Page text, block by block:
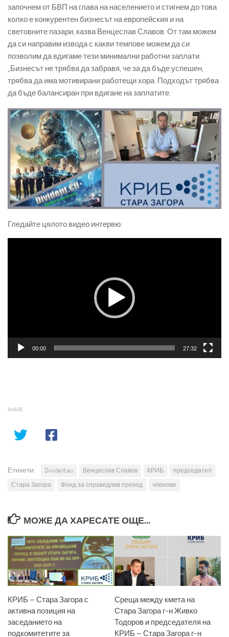
започнем от БВП на глава на населението и стигнем до това
колко е конкурентен бизнесът на европейския и на
световните пазари, казва Венцеслав Славов. От там можем
да си направим извода с какви темпове можем да си
позволим да вдигаме тези минимални работни заплати.
„Бизнесът не трябва да забравя, че за да бъде успешен,
трябва да има мотивирани работещи хора. Подходът трябва
да бъде балансиран при вдигане на заплатите.
Гледайте цялото видео интервю:
00:00 27:32
SHARE
Етикети: Divident.eu Венцеслав Славов КРИБ
председател
Стара Загора
Фонд за справедлив преход членове
МОЖЕ ДА ХАРЕСАТЕ ОЩЕ...
КРИБ – Стара Загора с
активна позиция на
заседанието на
подкомитетите за
Среща между кмета на
Стара Загора г-н Живко
Тодоров и председателя на
КРИБ – Стара Загора г-н